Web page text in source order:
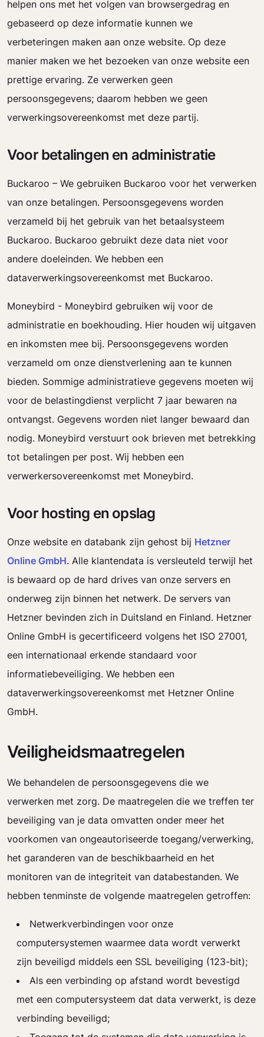
helpen ons met het volgen van browsergedrag en
gebaseerd op deze informatie kunnen we
verbeteringen maken aan onze website. Op deze
manier maken we het bezoeken van onze website een
prettige ervaring. Ze verwerken geen
persoonsgegevens; daarom hebben we geen
verwerkingsovereenkomst met deze partij.
Voor betalingen en administratie
Buckaroo – We gebruiken Buckaroo voor het verwerken
van onze betalingen. Persoonsgegevens worden
verzameld bij het gebruik van het betaalsysteem
Buckaroo. Buckaroo gebruikt deze data niet voor
andere doeleinden. We hebben een
dataverwerkingsovereenkomst met Buckaroo.
Moneybird - Moneybird gebruiken wij voor de
administratie en boekhouding. Hier houden wij uitgaven
en inkomsten mee bij. Persoonsgegevens worden
verzameld om onze dienstverlening aan te kunnen
bieden. Sommige administratieve gegevens moeten wij
voor de belastingdienst verplicht 7 jaar bewaren na
ontvangst. Gegevens worden niet langer bewaard dan
nodig. Moneybird verstuurt ook brieven met betrekking
tot betalingen per post. Wij hebben een
verwerkersovereenkomst met Moneybird.
Voor hosting en opslag
Onze website en databank zijn gehost bij Hetzner
Online GmbH. Alle klantendata is versleuteld terwijl het
is bewaard op de hard drives van onze servers en
onderweg zijn binnen het netwerk. De servers van
Hetzner bevinden zich in Duitsland en Finland. Hetzner
Online GmbH is gecertificeerd volgens het ISO 27001,
een internationaal erkende standaard voor
informatiebeveiliging. We hebben een
dataverwerkingsovereenkomst met Hetzner Online
GmbH.
Veiligheidsmaatregelen
We behandelen de persoonsgegevens die we
verwerken met zorg. De maatregelen die we treffen ter
beveiliging van je data omvatten onder meer het
voorkomen van ongeautoriseerde toegang/verwerking,
het garanderen van de beschikbaarheid en het
monitoren van de integriteit van databestanden. We
hebben tenminste de volgende maatregelen getroffen:
Netwerkverbindingen voor onze
computersystemen waarmee data wordt verwerkt
zijn beveiligd middels een SSL beveiliging (123-bit);
Als een verbinding op afstand wordt bevestigd
met een computersysteem dat data verwerkt, is deze
verbinding beveiligd;